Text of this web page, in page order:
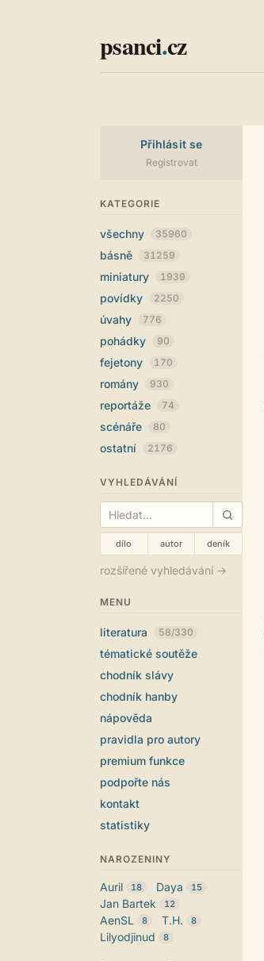
psanci.cz
Přihlásit se
Registrovat
KATEGORIE
všechny 35960
básně 31259
miniatury 1939
povídky 2250
úvahy 776
pohádky 90
fejetony 170
romány 930
reportáže 74
scénáře 80
ostatní 2176
VYHLEDÁVÁNÍ
dílo autor deník
rozšířené vyhledávání →
MENU
literatura 58/330
tématické soutěže
chodník slávy
chodník hanby
nápověda
pravidla pro autory
premium funkce
podpořte nás
kontakt
statistiky
NAROZENINY
Auril 18 Daya 15
Jan Bartek 12
AenSL 8 T.H. 8
Lilyodjinud 8